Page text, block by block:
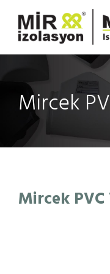
Mircek
Mircek